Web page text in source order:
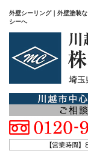
外壁シーリング｜外壁塗装
シーへ